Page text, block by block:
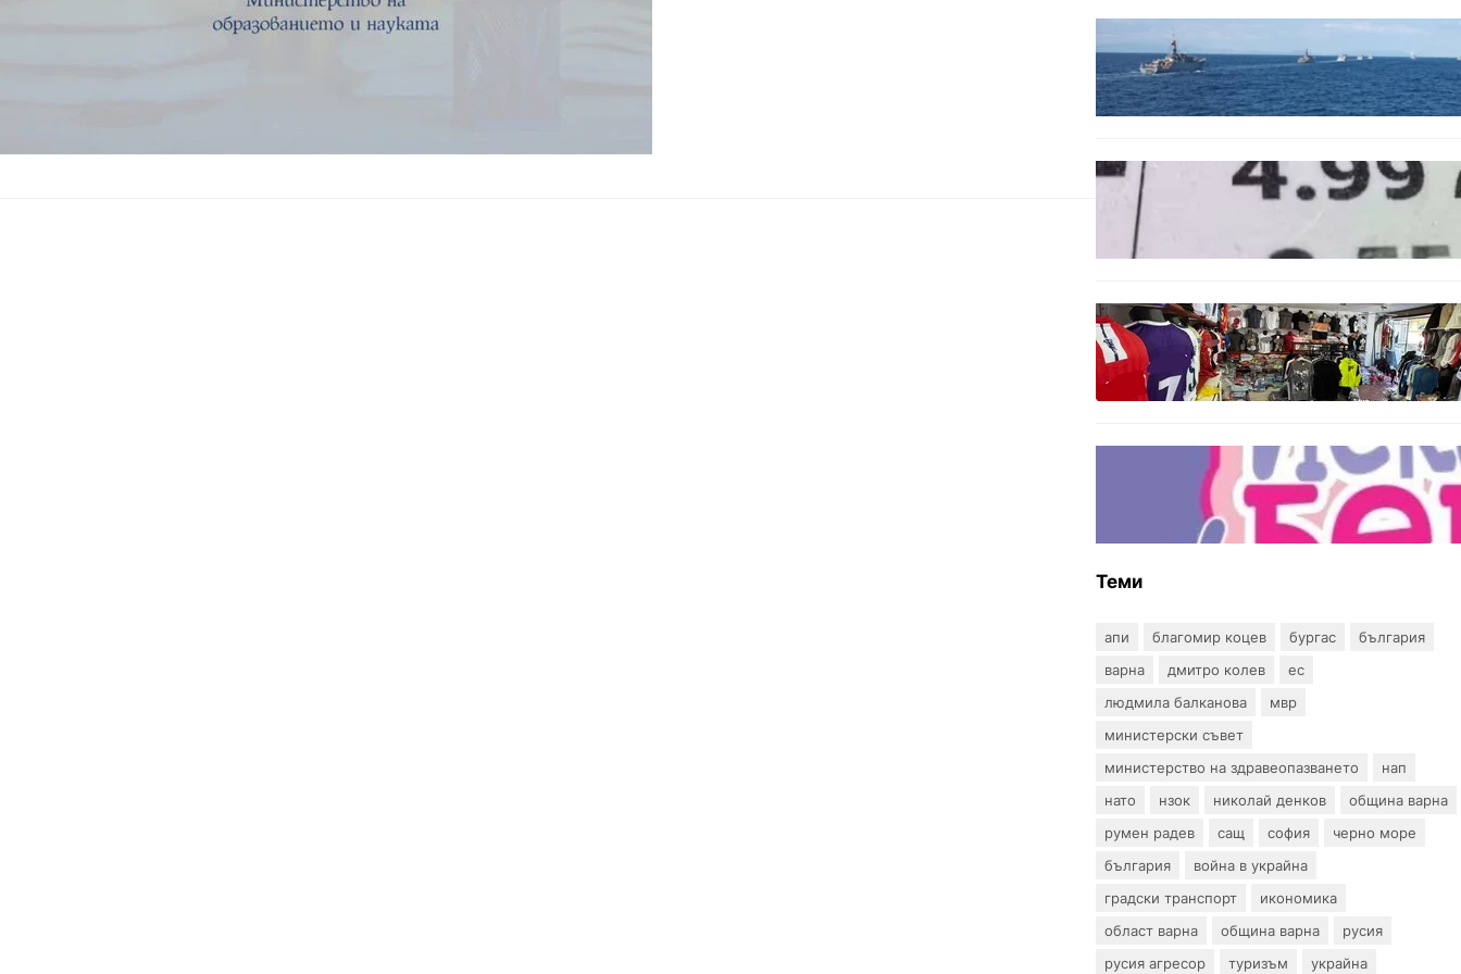
Нов минен ловец за
българския флот пристига до
края на годината
БЪЛГАРИЯ
Левът изчезва от етикетите:
БЪЛГАРИЯ
Иззеха фалшиви стоки за близо
650 000 евро при акция във
Варна и „Златни пясъци“
Инвитро подкрепата под
въпрос? „Искам бебе“ се обяви
срещу прехвърлянето на
Центъра към НЗОК
Теми
апи благомир коцев бургас
българия
варна
дмитро колев
ес
людмила балканова
мвр
министерски съвет
министерство на здравеопазването
нап
нато
нзок николай денков
община варна
румен радев
сащ софия
черно море
българия
война в украйна
градски транспорт
икономика
област варна
община варна
русия
русия агресор
туризъм украйна